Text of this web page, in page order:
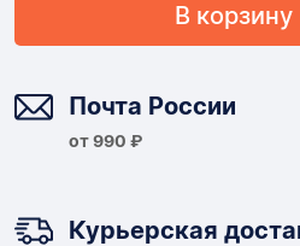
В корзину
Почта России
от 990 ₽
Курьерская